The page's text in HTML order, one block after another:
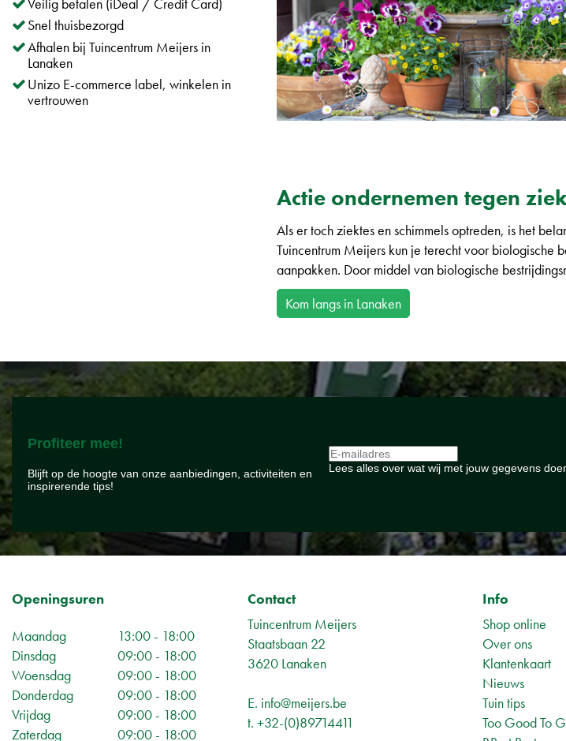
Actie ondernemen tegen
Als er toch ziektes en schimmels optreden, is het
Tuincentrum Meijers kun je terecht voor biologische
aanpakken. Door middel van biologische
Kom langs in Lanaken
Snel thuisbezorgd
Afhalen bij Tuincentrum Meijers in
Lanaken
Unizo E-commerce label, winkelen in
vertrouwen
Profiteer mee!
Blijft op de hoogte van onze aanbiedingen, activiteiten en
inspirerende tips!
Lees alles over wat wij met jouw gegevens
Openingsuren
Maandag
13:00 - 18:00
Dinsdag
09:00 - 18:00
Woensdag
09:00 - 18:00
Donderdag
09:00 - 18:00
Vrijdag
09:00 - 18:00
Zaterdag
09:00 - 18:00
Contact
Tuincentrum Meijers
Staatsbaan 22
3620 Lanaken
E. info@meijers.be
t. +32-(0)89714411
Info
Shop online
Over ons
Klantenkaart
Nieuws
Tuin tips
Too Good To